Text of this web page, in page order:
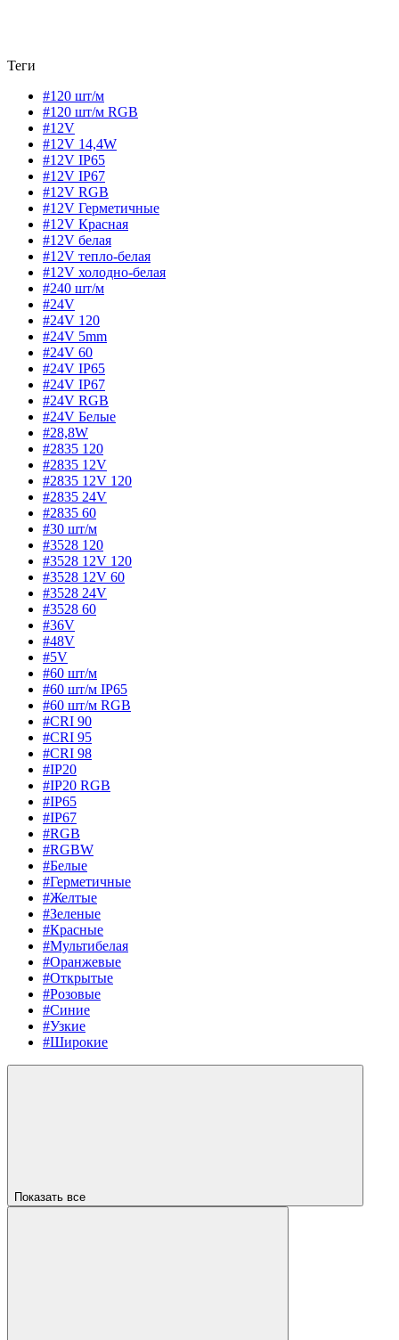
Теги
#120 шт/м
#120 шт/м RGB
#12V
#12V 14,4W
#12V IP65
#12V IP67
#12V RGB
#12V Герметичные
#12V Красная
#12V белая
#12V тепло-белая
#12V холодно-белая
#240 шт/м
#24V
#24V 120
#24V 5mm
#24V 60
#24V IP65
#24V IP67
#24V RGB
#24V Белые
#28,8W
#2835 120
#2835 12V
#2835 12V 120
#2835 24V
#2835 60
#30 шт/м
#3528 120
#3528 12V 120
#3528 12V 60
#3528 24V
#3528 60
#36V
#48V
#5V
#60 шт/м
#60 шт/м IP65
#60 шт/м RGB
#CRI 90
#CRI 95
#CRI 98
#IP20
#IP20 RGB
#IP65
#IP67
#RGB
#RGBW
#Белые
#Герметичные
#Желтые
#Зеленые
#Красные
#Мультибелая
#Оранжевые
#Открытые
#Розовые
#Синие
#Узкие
#Широкие
Показать все